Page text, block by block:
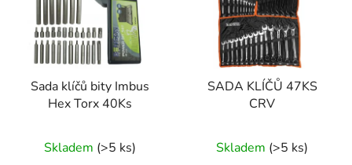
Sada klíčů bity Imbus
Hex Torx 40Ks
hodnocení
Skladem (>5 ks)
SADA KLÍČŮ 47KS
CRV
hodnocení
Skladem (>5 ks)